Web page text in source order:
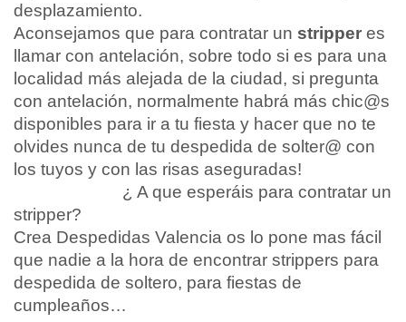
desplazamiento.
Aconsejamos que para contratar un stripper es
llamar con antelación, sobre todo si es para una
localidad más alejada de la ciudad, si pregunta
con antelación, normalmente habrá más chic@s
disponibles para ir a tu fiesta y hacer que no te
olvides nunca de tu despedida de solter@ con
los tuyos y con las risas aseguradas!
¿ A que esperáis para contratar un
stripper?
Crea Despedidas Valencia os lo pone mas fácil
que nadie a la hora de encontrar strippers para
despedida de soltero, para fiestas de
cumpleaños…